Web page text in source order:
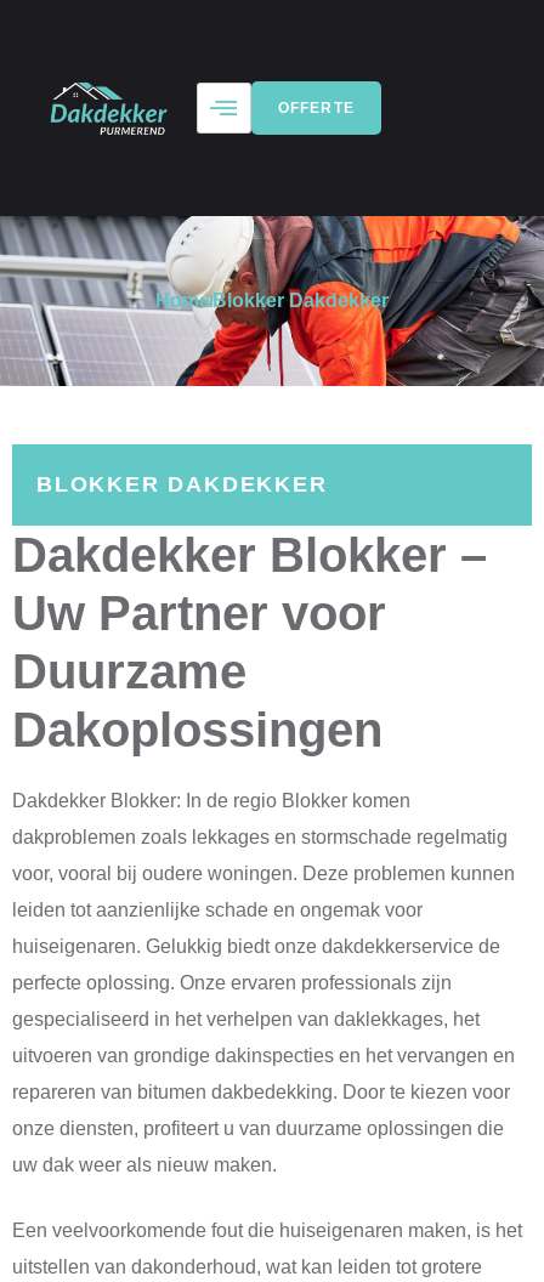
OFFERTE
HomeBlokker Dakdekker
BLOKKER DAKDEKKER
Dakdekker Blokker –
Uw Partner voor
Duurzame
Dakoplossingen
Dakdekker Blokker: In de regio Blokker komen
dakproblemen zoals lekkages en stormschade regelmatig
voor, vooral bij oudere woningen. Deze problemen kunnen
leiden tot aanzienlijke schade en ongemak voor
huiseigenaren. Gelukkig biedt onze dakdekkerservice de
perfecte oplossing. Onze ervaren professionals zijn
gespecialiseerd in het verhelpen van daklekkages, het
uitvoeren van grondige dakinspecties en het vervangen en
repareren van bitumen dakbedekking. Door te kiezen voor
onze diensten, profiteert u van duurzame oplossingen die
uw dak weer als nieuw maken.
Een veelvoorkomende fout die huiseigenaren maken, is het
uitstellen van dakonderhoud, wat kan leiden tot grotere